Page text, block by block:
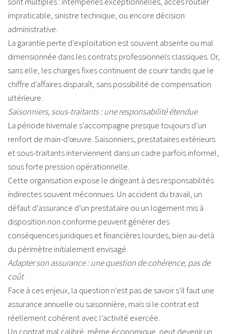
impraticable, sinistre technique, ou encore décision
administrative.
La garantie perte d’exploitation est souvent absente ou mal
dimensionnée dans les contrats professionnels classiques. Or,
sans elle, les charges fixes continuent de courir tandis que le
chiffre d’affaires disparaît, sans possibilité de compensation
ultérieure.
Saisonniers, sous-traitants : une responsabilité étendue
La période hivernale s’accompagne presque toujours d’un
renfort de main-d’œuvre. Saisonniers, prestataires extérieurs
et sous-traitants interviennent dans un cadre parfois informel,
sous forte pression opérationnelle.
Cette organisation expose le dirigeant à des responsabilités
indirectes souvent méconnues. Un accident du travail, un
défaut d’assurance d’un prestataire ou un logement mis à
disposition non conforme peuvent générer des
conséquences juridiques et financières lourdes, bien au-delà
du périmètre initialement envisagé.
Adapter son assurance : une question de cohérence, pas de
coût
Face à ces enjeux, la question n’est pas de savoir s’il faut une
assurance annuelle ou saisonnière, mais si le contrat est
réellement cohérent avec l’activité exercée.
Un contrat mal calibré, même économique, peut devenir un